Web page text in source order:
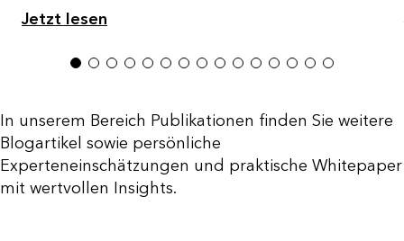
Jetzt lesen
1 2 3 4 5 6 7 8 9 101112131415
In unserem Bereich Publikationen finden Sie weitere
Blogartikel sowie persönliche
Experteneinschätzungen und praktische Whitepaper
mit wertvollen Insights.